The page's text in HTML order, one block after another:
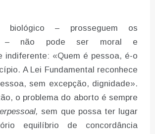
biológico – prosseguem os
– não pode ser moral e
indiferente: «Quem é pessoa, é-o
A Lei Fundamental reconhece
sem excepção, dignidade».
o problema do aborto é sempre
sem que possa ter lugar
equilíbrio de concordância